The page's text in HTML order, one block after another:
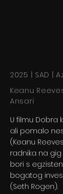
2025 | SAD |
Keanu
Ansari
U filmu Dobra
ali pomalo
(Keanu
radnika na
bori s
bogatog
(Seth Rogen).